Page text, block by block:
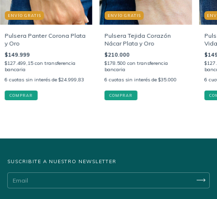
ENVÍO GRATIS
Pulsera Panter Corona Plata
y Oro
$149.999
$127.499,15con transferencia
bancaria
6 cuotas sin interés de$24.999,83
COMPRAR
ENVÍO GRATIS
Pulsera Tejida Corazón
Nácar Plata y Oro
$210.000
$178.500con transferencia
bancaria
6 cuotas sin interés de$35.000
COMPRAR
6
SUSCRIBITE A NUESTRO NEWSLETTER